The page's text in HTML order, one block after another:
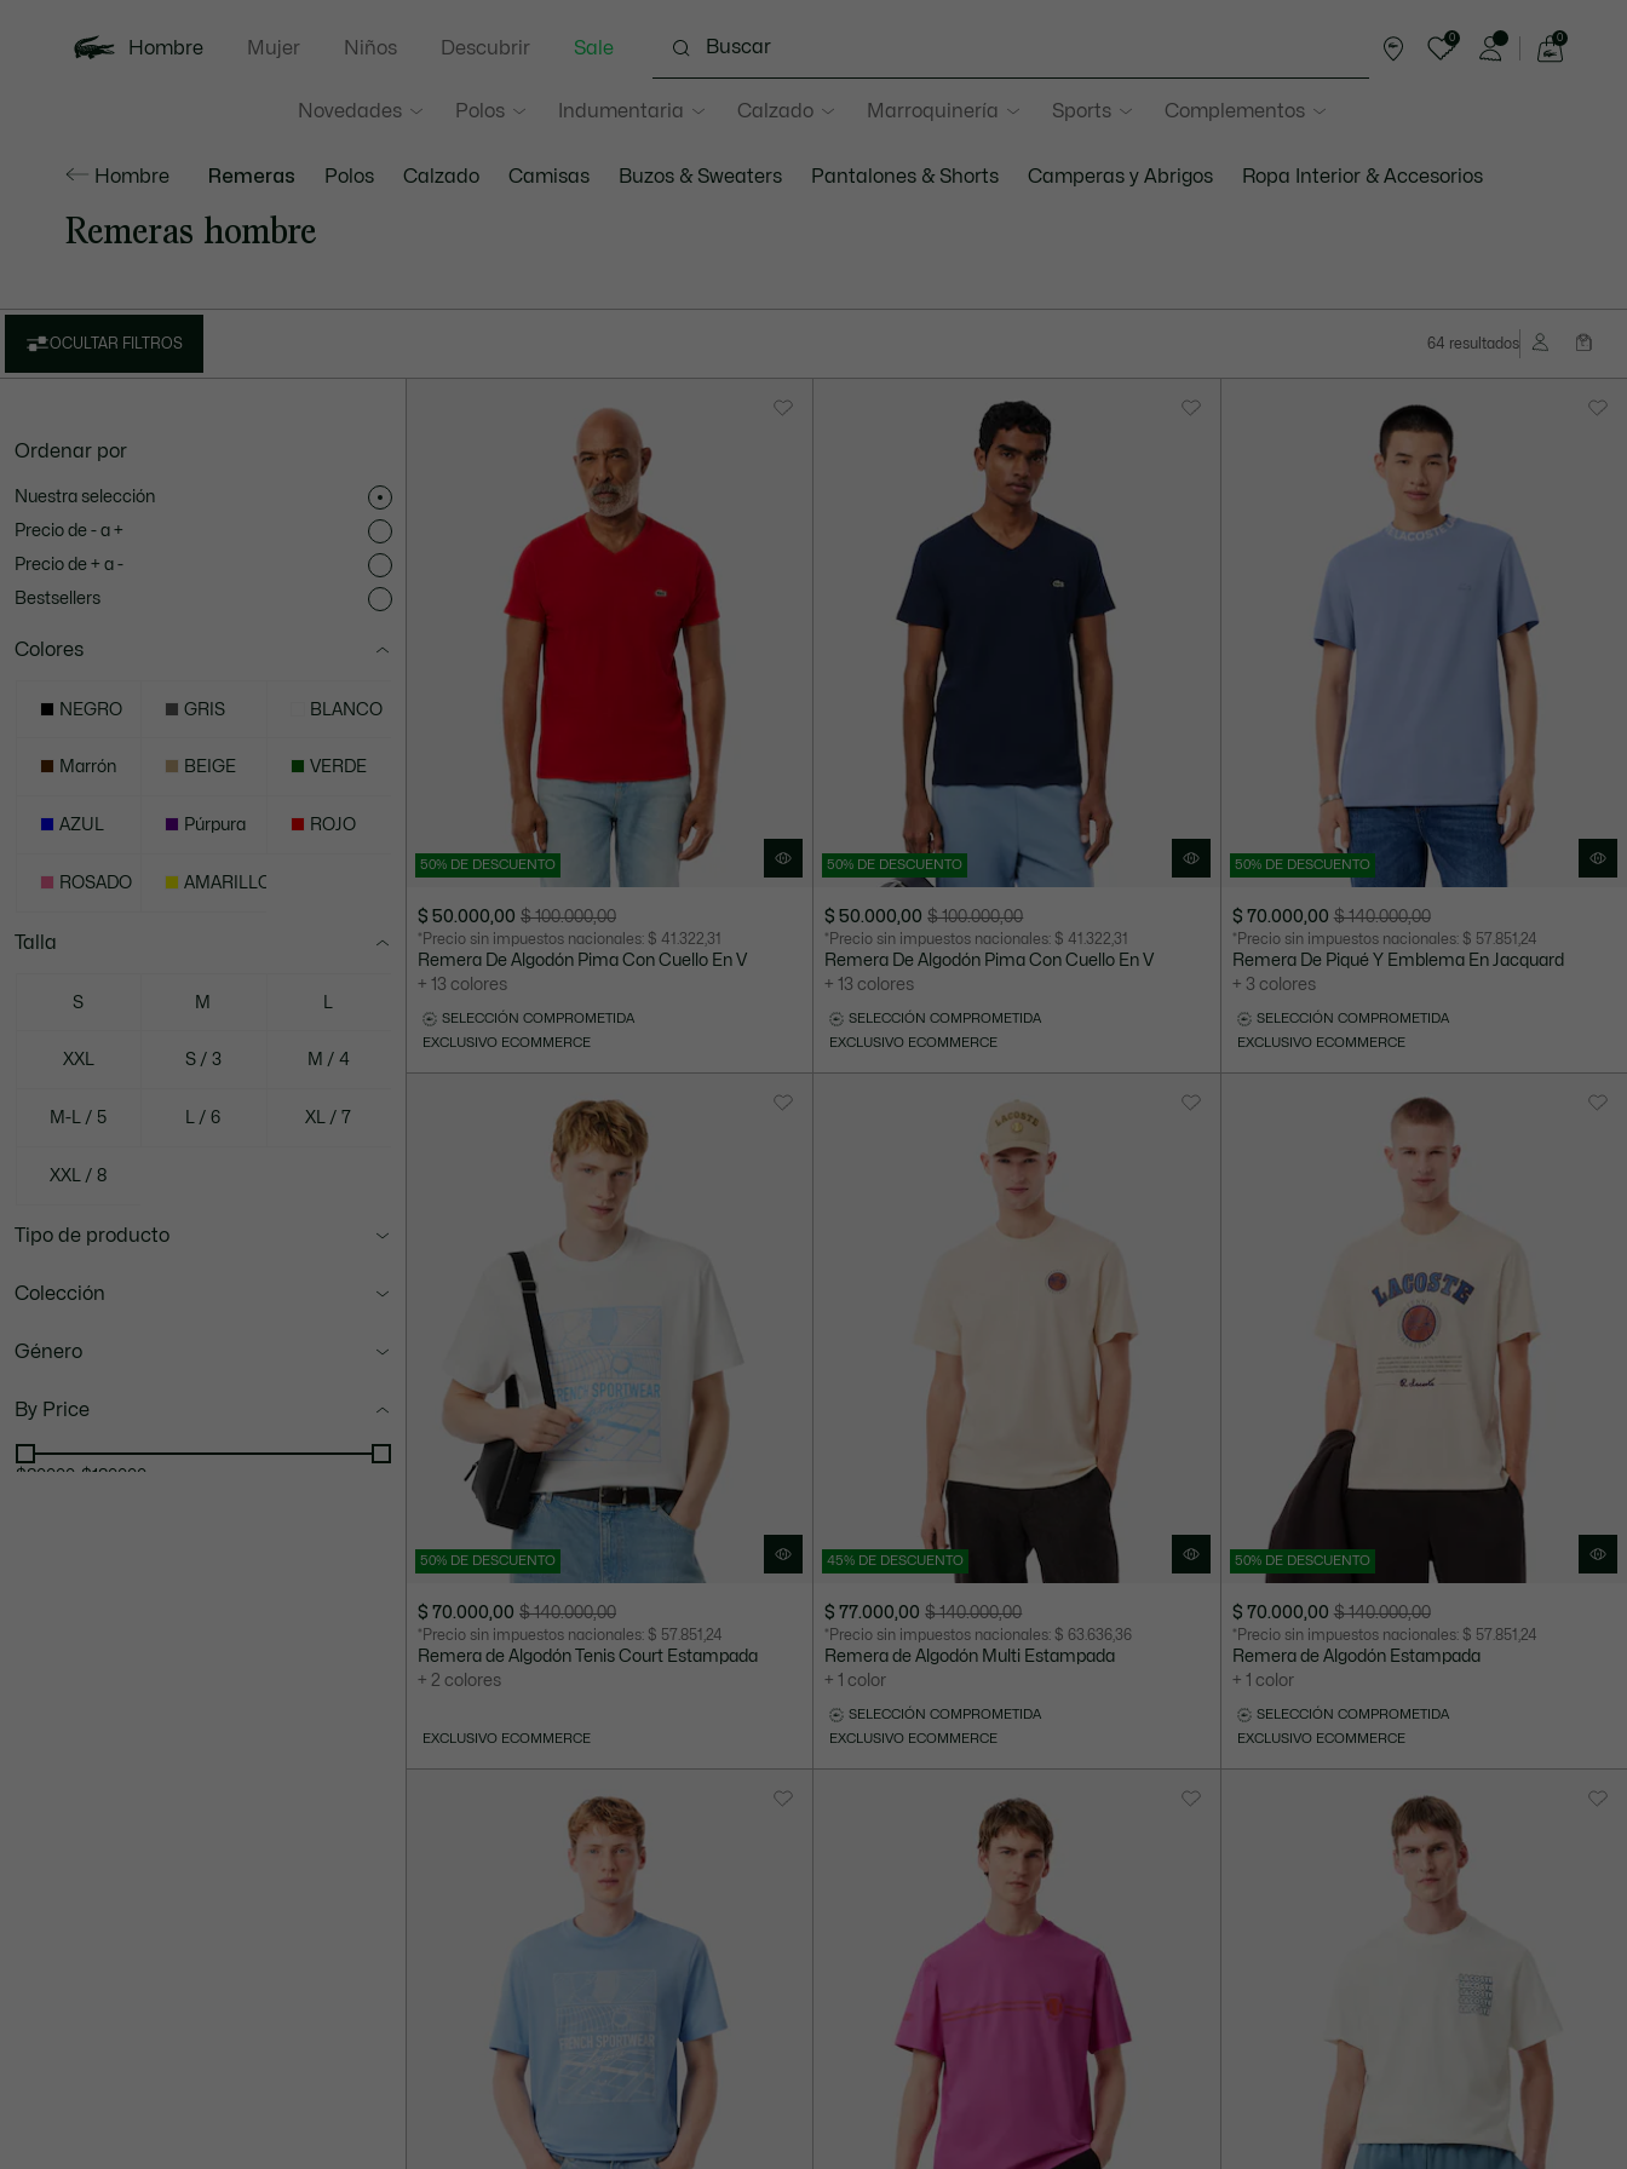
Hombre
Novedades Polos Indumentaria Calzado Marroquinería Sports Complementos
Mujer Niños Descubrir Sale
0 0
Hombre Remeras Polos Calzado Camisas Buzos & Sweaters Pantalones & Shorts Camperas y Abrigos Ropa Interior & Accesorios
Remeras hombre
OCULTAR FILTROS 64 resultados
Ordenar por
Nuestra selección
Precio de - a +
Precio de + a -
Bestsellers
Colores
NEGRO GRIS BLANCO
Marrón BEIGE VERDE
AZUL Púrpura ROJO
ROSADO AMARILLO
Talla
S M
XXL S / 3 M / 4
M-L / 5 L / 6 XL / 7
XXL / 8
Tipo de producto
Colección
Género
By Price
$80000 $180000
50% DE DESCUENTO
$ 50.000,00
Precio
después
del
$
50.000,00
$ 100.000,00
Precio
original
antes
descuento:
$
100.000,00
*Precio sin impuestos nacionales: $ 41.322,31
Remera De Algodón Pima Con Cuello En V
+ 13 colores
SELECCIÓN COMPROMETIDA
EXCLUSIVO ECOMMERCE
50% DE DESCUENTO
$ 50.000,00
Precio
después
del
$
50.000,00
$ 100.000,00
Precio
original
antes
descuento:
$
100.000,00
*Precio sin impuestos nacionales: $ 41.322,31
Remera De Algodón Pima Con Cuello En V
+ 13 colores
SELECCIÓN COMPROMETIDA
EXCLUSIVO ECOMMERCE
50% DE DESCUENTO
$ 70.000,00
Precio
después
del
$
70.000,00
$ 140.000,00
Precio
original
antes
descuento:
$
140.000,00
*Precio sin impuestos nacionales: $ 57.851,24
Remera De Piqué Y Emblema En Jacquard
+ 3 colores
SELECCIÓN COMPROMETIDA
EXCLUSIVO ECOMMERCE
50% DE DESCUENTO
$ 70.000,00
Precio
después
del
70.000,00
$ 140.000,00
Precio
original
antes
$
140.000,00
*Precio sin impuestos nacionales: $ 57.851,24
Remera de Algodón Tenis Court Estampada
+ 2 colores
EXCLUSIVO ECOMMERCE
45% DE DESCUENTO
$ 77.000,00
Precio
después
del
$
77.000,00
$ 140.000,00
Precio
original
antes
descuento:
$
140.000,00
*Precio sin impuestos nacionales: $ 63.636,36
Remera de Algodón Multi Estampada
+ 1 color
SELECCIÓN COMPROMETIDA
EXCLUSIVO ECOMMERCE
50% DE DESCUENTO
$ 70.000,00
Precio
después
del
$
70.000,00
$ 140.000,00
Precio
original
antes
descuento:
$
140.000,00
*Precio sin impuestos nacionales: $ 57.851,24
Remera de Algodón Estampada
+ 1 color
SELECCIÓN COMPROMETIDA
EXCLUSIVO ECOMMERCE